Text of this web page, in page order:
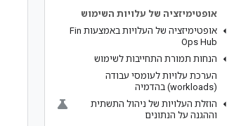
אופטימיזציה של עלויות השימוש
אופטימיזציה של העלויות באמצעות Fin
Ops Hub
הנחות תמורת התחייבות לשימוש
הערכת עלויות לעומסי עבודה
(workloads) בהדמיה
הוזלת העלויות של ניהול התשתית
וההגנה על הנתונים